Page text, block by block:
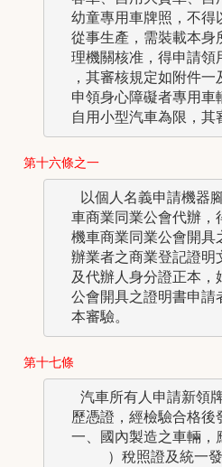
幼童專用車牌照，不得
從事生產，需裝載本身
理機關核准，得申請領
，其審核規定如附件一
申領身心障礙者專用車
自用小型汽車為限，其
第十六條之一
以個人名義申請機器
車商業同業公會代辦，
機車商業同業公會開具
辦業者之商業登記證明
及代辦人身分證正本，
公會開具之證明書申請
第十七條
汽車所有人申請新領
歷憑證，經檢驗合格後
一、國內製造之車輛，
）稅照證及統一發